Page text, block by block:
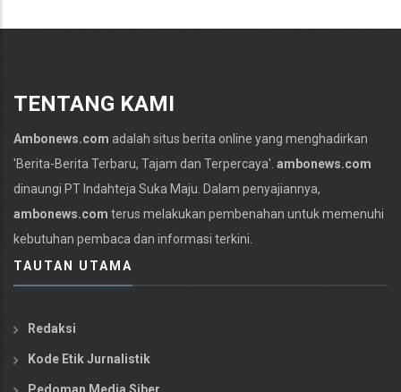
TENTANG KAMI
Ambonews.com adalah situs berita online yang menghadirkan
'Berita-Berita Terbaru, Tajam dan Terpercaya'. ambonews.com
dinaungi PT Indahteja Suka Maju. Dalam penyajiannya,
ambonews.com terus melakukan pembenahan untuk memenuhi
kebutuhan pembaca dan informasi terkini.
TAUTAN UTAMA
Redaksi
Kode Etik Jurnalistik